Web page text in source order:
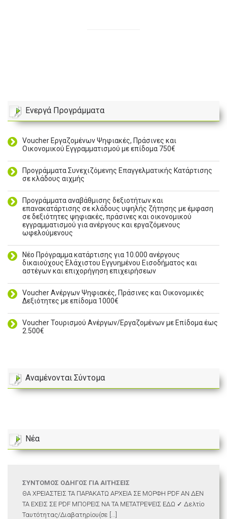
Ενεργά Προγράμματα
Voucher Εργαζομένων Ψηφιακές, Πράσινες και
Οικονομικού Εγγραμματισμού με επίδομα 750€
Προγράμματα Συνεχιζόμενης Επαγγελματικής Κατάρτισης
σε κλάδους αιχμής
Προγράμματα αναβάθμισης δεξιοτήτων και
επανακατάρτισης σε κλάδους υψηλής ζήτησης με έμφαση
σε δεξιότητες ψηφιακές, πράσινες και οικονομικού
εγγραμματισμού για ανέργους και εργαζόμενους
ωφελούμενους
Νέο Πρόγραμμα κατάρτισης για 10.000 ανέργους
δικαιούχους Ελάχιστου Εγγυημένου Εισοδήματος και
αστέγων και επιχορήγηση επιχειρήσεων
Voucher Ανέργων Ψηφιακές, Πράσινες και Οικονομικές
Δεξιότητες με επίδομα 1000€
Voucher Τουρισμού Ανέργων/Εργαζομένων με Επίδομα έως
2.500€
Αναμένονται Σύντομα
Νέα
ΣΥΝΤΟΜΟΣ ΟΔΗΓΟΣ ΓΙΑ ΑΙΤΗΣΕΙΣ
ΘΑ ΧΡΕΙΑΣΤΕΙΣ ΤΑ ΠΑΡΑΚΑΤΩ ΑΡΧΕΙΑ ΣΕ ΜΟΡΦΗ PDF ΑΝ ΔΕΝ
ΤΑ ΕΧΕΙΣ ΣΕ PDF ΜΠΟΡΕΙΣ ΝΑ ΤΑ ΜΕΤΑΤΡΕΨΕΙΣ ΕΔΩ ✓ Δελτίο
Ταυτότητας/Διαβατηρίου(σε [...]